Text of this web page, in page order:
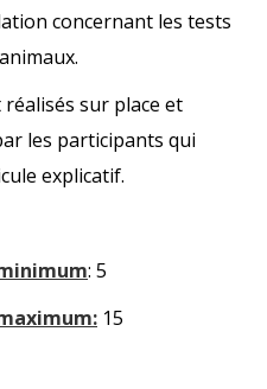
concernant les tests
sur place et
les participants qui
explicatif.
: 5
15